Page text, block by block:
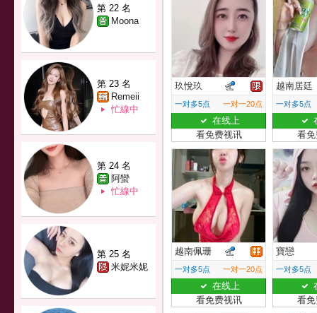
第 22 名
Moona
第 23 名
Remeii
忙線中
第 24 名
阿蠻
忙線中
第 25 名
米妮米妮
玖悅玖
一对多5点 一对一20点
在线上
看免费视讯
越南居廷
一对多5点
看
越南佩珊
一对多5点 一对一20点
在线上
看免费视讯
寶戀
一对多5点
看